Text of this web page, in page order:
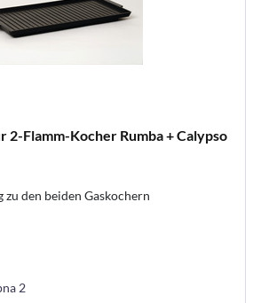
Flamm-Kocher Rumba + Calypso
den beiden Gaskochern
2